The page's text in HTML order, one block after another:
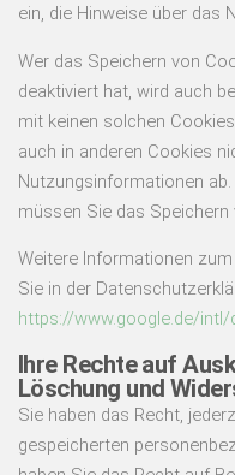
ein, die Hinweise über das
Wer das Speichern von
deaktiviert hat, wird auch
mit keinen solchen
auch in anderen Cookies
Nutzungsinformationen
müssen Sie das
Weitere Informationen
Sie in der
https://www.google.de/
Ihre Rechte auf
Löschung und
Sie haben das Recht,
gespeicherten